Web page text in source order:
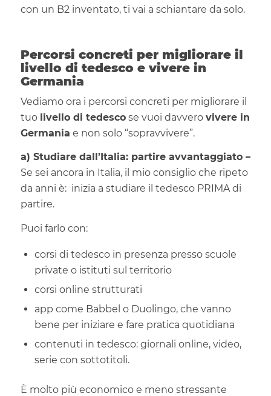
con un B2 inventato, ti vai a schiantare da solo.
Percorsi concreti per migliorare il
livello di tedesco e vivere in
Germania
Vediamo ora i percorsi concreti per migliorare il
tuo livello di tedescose vuoi davvero vivere in
Germania e non solo “sopravvivere”.
a) Studiare dall’Italia: partire avvantaggiato –
Se sei ancora in Italia, il mio consiglio che ripeto
da anni è: inizia a studiare il tedesco PRIMA di
partire.
Puoi farlo con:
corsi di tedesco in presenza presso scuole
private o istituti sul territorio
corsi online strutturati
app come Babbel o Duolingo, che vanno
bene per iniziare e fare pratica quotidiana
contenuti in tedesco: giornali online, video,
serie con sottotitoli.
È molto più economico e meno stressante